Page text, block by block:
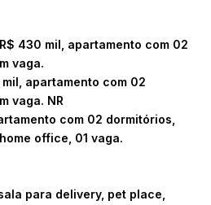
430 mil, apartamento com 02
vaga.
apartamento com 02
vaga. NR
com 02 dormitórios,
office, 01 vaga.
para delivery, pet place,